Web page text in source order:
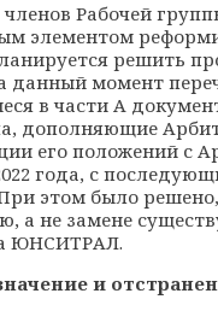
Рабочей
элементом
решить
данный момент
в части А
дополняющие
его положений с
года, с
этом было
а не замене
ЮНСИТРАЛ.
и